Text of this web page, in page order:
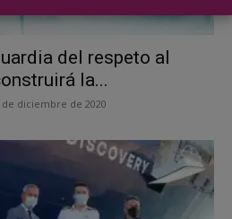
del respeto al
la...
de diciembre de 2020